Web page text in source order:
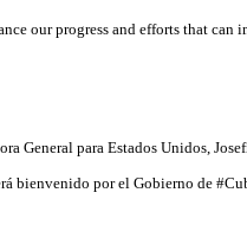
our progress and efforts that can
General para Estados Unidos,
bienvenido por el Gobierno de